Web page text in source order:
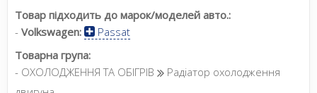
Товар підходить до марок/моделей авто.:
- Volkswagen:
Passat
Товарна група:
- ОХОЛОДЖЕННЯ ТА ОБІГРІВ
Радіатор охолодження